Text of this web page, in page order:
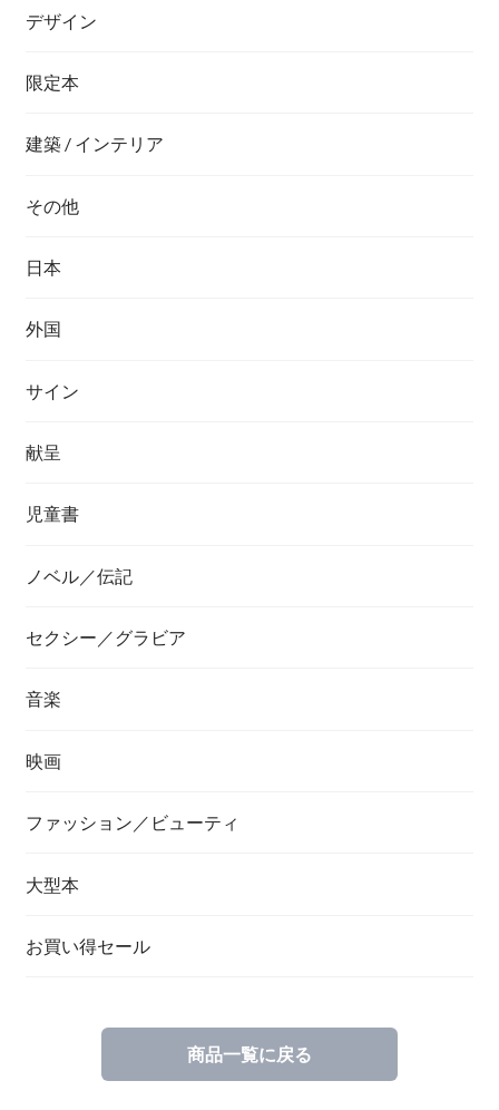
デザイン
限定本
建築 / インテリア
その他
日本
外国
サイン
献呈
児童書
ノベル／伝記
セクシー／グラビア
音楽
映画
ファッション／ビューティ
大型本
お買い得セール
商品一覧に戻る